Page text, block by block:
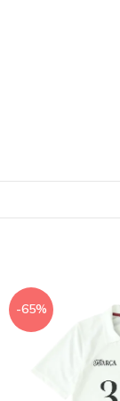
-65%